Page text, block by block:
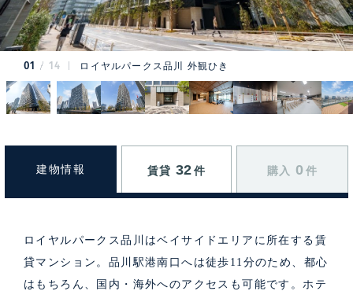
01 14 ロイヤルパークス品川 外観ひき
建物情報 賃貸 32 件 購入 0 件
ロイヤルパークス品川はベイサイドエリアに所在する賃
貸マンション。品川駅港南口へは徒歩11分のため、都心
はもちろん、国内・海外へのアクセスも可能です。ホテ